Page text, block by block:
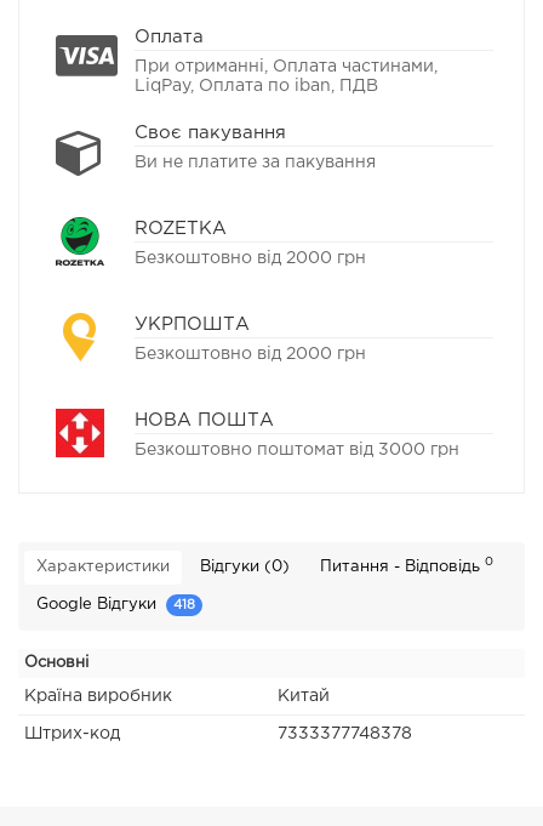
Оплата
При отриманні, Оплата частинами,
LiqPay, Оплата по iban, ПДВ
Своє пакування
Ви не платите за пакування
ROZETKA
Безкоштовно від 2000 грн
УКРПОШТА
Безкоштовно від 2000 грн
НОВА ПОШТА
Безкоштовно поштомат від 3000 грн
Характеристики Відгуки (0) Питання - Відповідь 0
Google Відгуки 418
Основні
Країна виробник Китай
Штрих-код 7333377748378